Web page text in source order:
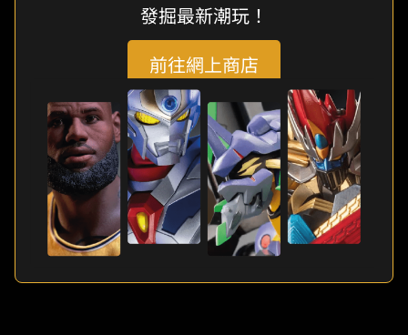
發掘最新潮玩！
前往網上商店